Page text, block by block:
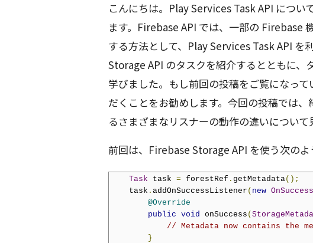
こんにちは。Play Services Task API につい
ます。Firebase API では、一部の Firebase
する方法として、Play Services Task API を
Storage API のタスクを紹介するとともに、
学びました。もし前回の投稿をご覧になっ
だくことをお勧めします。今回の投稿では
るさまざまなリスナーの動作の違いについて
前回は、Firebase Storage API を使う次のよ
Task task = forestRef . getMetadata();
    task
. addOnSuccessListener ( new
@Override
public void onSuccess (
// Metadata now contains the
}